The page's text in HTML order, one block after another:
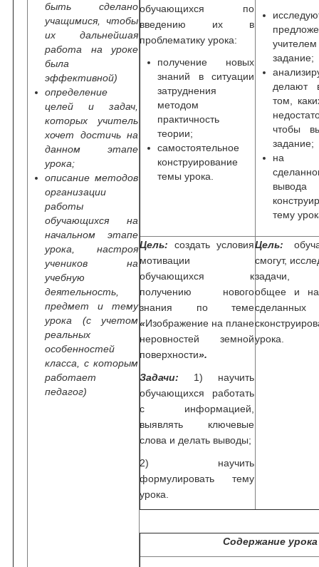
быть сделано
учащимися, чтобы
их дальнейшая
работа на уроке
была
эффективной)
определение
целей и задач,
которых учитель
хочет достичь на
данном этапе
урока;
описание методов
организации
работы
обучающихся на
начальном этапе
урока, настроя
учеников на
учебную
деятельность,
предмет и тему
урока (с учетом
реальных
особенностей
класса, с которым
работает
педагог)
обучающихся по
введению их в
проблематику урока:
получение новых
знаний в ситуации
затруднения
методом
практичность
теории;
самостоятельное
конструирование
темы урока.
учителем
задание;
делают
том,
чтобы
задание;
на
вывода
тему
Цель: создать условия
мотивации
обучающихся к
получению нового
знания по теме
«Изображение на плане
неровностей земной
поверхности».
Задачи: 1) научить
обучающихся работать
с информацией,
выявлять ключевые
слова и делать выводы;
2) научить
формулировать тему
урока.
Цель:
смогут,
задачи,
общее и на
сделанных
урока.
Содержание урока